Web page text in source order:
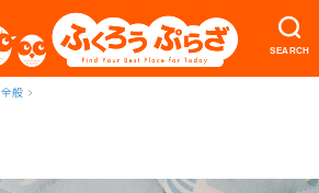
SEARCH
全般